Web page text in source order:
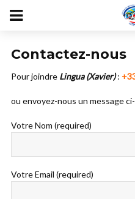
Contactez-nous
Pour joindre Lingua (Xavier):
ou envoyez-nous un message
Votre Nom (required)
Votre Email (required)